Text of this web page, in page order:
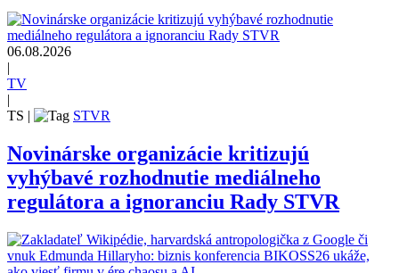
06.08.2026
|
TV
|
TS | STVR
Novinárske organizácie kritizujú
vyhýbavé rozhodnutie mediálneho
regulátora a ignoranciu Rady STVR